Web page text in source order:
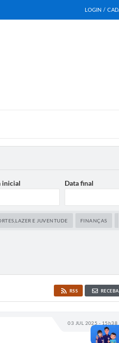
LOGIN /
inicial Data final
E JUVENTUDE FINANÇAS
RSS
03 JUL 2025 - 15h38